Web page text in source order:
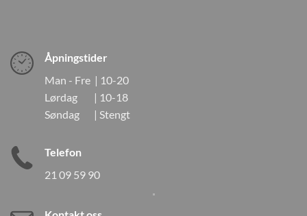
Åpningstider
Man - Fre | 10-20
Lørdag | 10-18
Søndag | Stengt
Telefon
21 09 59 90